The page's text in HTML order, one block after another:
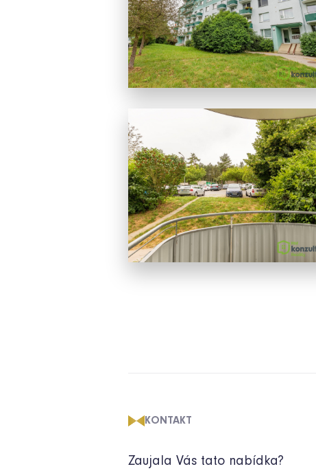
KONTAKT
Zaujala Vás tato nabídka?